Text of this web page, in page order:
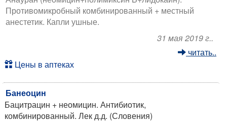
Противомикробный комбинированный + местный
анестетик. Капли ушные.
31 мая 2019 г..
читать..
Цены в аптеках
Банеоцин
Бацитрацин + неомицин. Антибиотик,
комбинированный. Лек д.д. (Словения)